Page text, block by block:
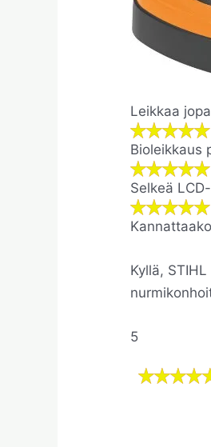
Leikkaa
Bioleikkaus
Selkeä
Kyllä,
5